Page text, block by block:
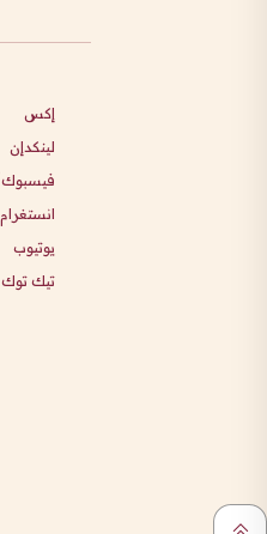
إكس
لينكدإن
فيسبوك
انستغرام
يوتيوب
تيك توك